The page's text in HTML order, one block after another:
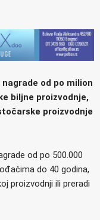
od po milion
biljne proizvodnje,
proizvodnje
od po 500.000
do 40 godina,
proizvodnji ili preradi